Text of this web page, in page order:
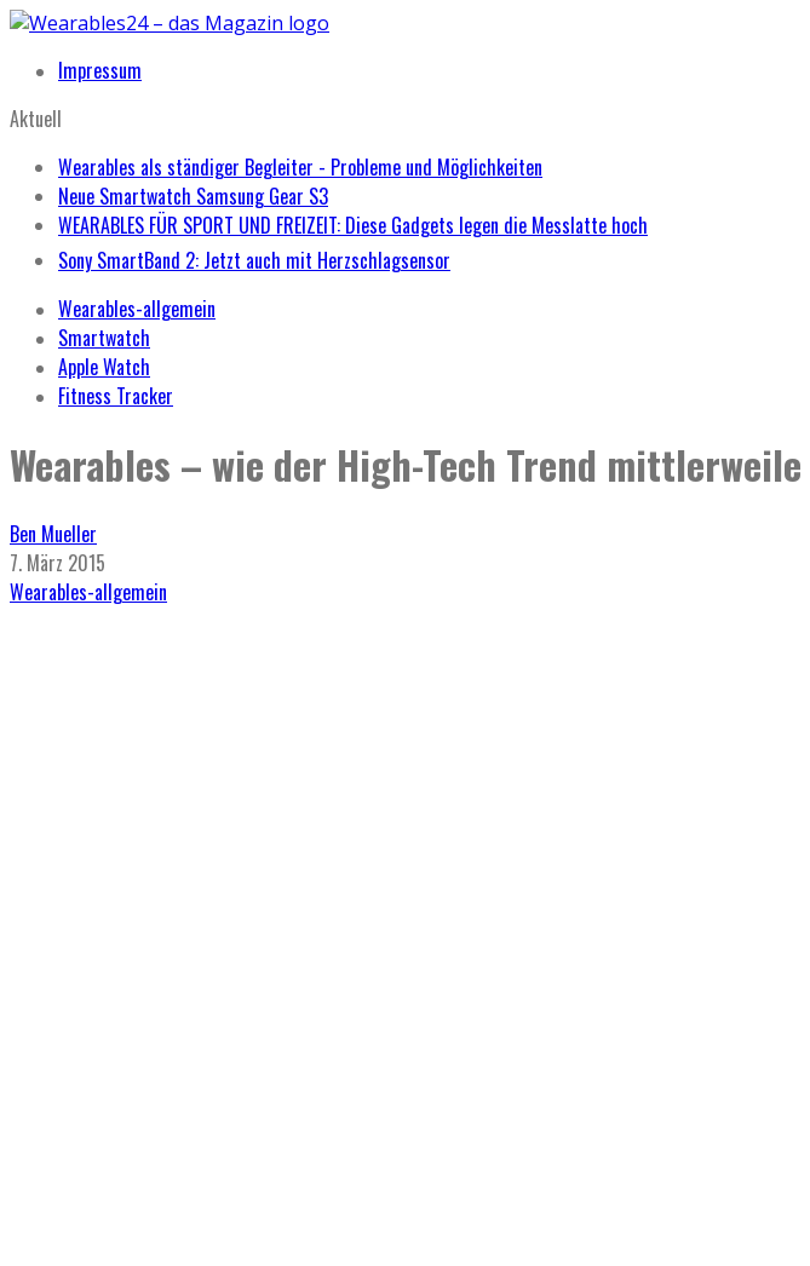
Impressum
Aktuell
Wearables als ständiger Begleiter - Probleme und Möglichkeiten
Neue Smartwatch Samsung Gear S3
WEARABLES FÜR SPORT UND FREIZEIT: Diese Gadgets legen die Messlatte hoch
Sony SmartBand 2: Jetzt auch mit Herzschlagsensor
Wearables-allgemein
Smartwatch
Apple Watch
Fitness Tracker
Wearables – wie der High-Tech Trend
Ben Mueller
7. März 2015
Wearables-allgemein